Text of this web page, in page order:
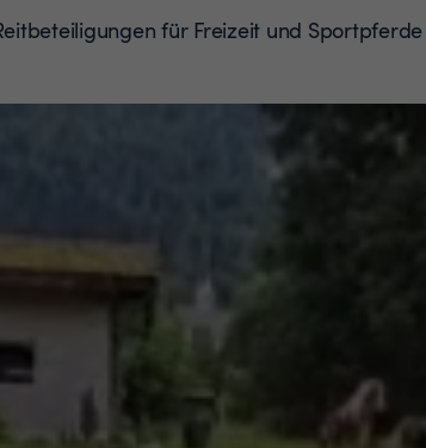
für Freizeit und